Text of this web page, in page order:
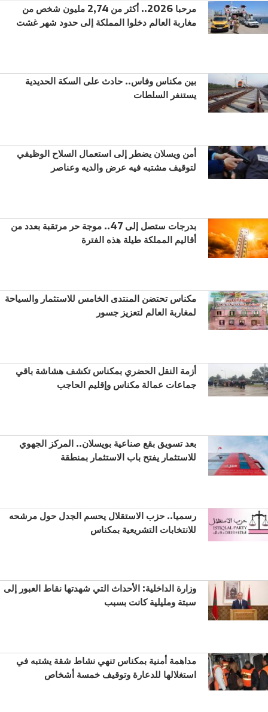
مرحبا 2026.. أكثر من 2,74 مليون شخص من
مغاربة العالم دخلوا المملكة إلى حدود شهر غشت
بين مكناس وفاس.. حادث على السكة الحديدية
يستنفر السلطات
أمن ويسلان يضطر إلى استعمال السلاح الوظيفي
لتوقيف مشتبه فيه عرض والديه وعناصر
بدرجات ستصل إلى 47.. موجة حر مرتقبة بعدد من
أقاليم المملكة طيلة هذه الفترة
مكناس تحتضن المنتدى الخامس للاستثمار والسياحة
لمغاربة العالم لتعزيز جسور
أزمة النقل الحضري بمكناس تكشف هشاشة باقي
جماعات عمالة مكناس وإقليم الحاجب
بعد تسويق بقع صناعية بويسلان.. المركز الجهوي
للاستثمار يفتح باب الاستثمار بمنطقة
رسميا.. حزب الاستقلال يحسم الجدل حول مرشحه
للانتخابات التشريعية بمكناس
وزارة الداخلية: الأحداث التي شهدتها نقاط العبور إلى
سبتة ومليلية كانت بسبب
مداهمة أمنية بمكناس تنهي نشاط شقة يشتبه في
استغلالها للدعارة وتوقيف خمسة أشخاص